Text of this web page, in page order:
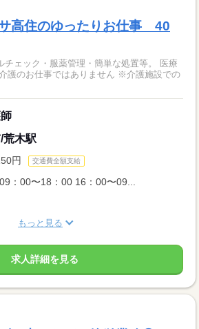
高住のゆったりお仕事 40
チェック・服薬管理・簡単な処置等。 医療
荒木駅
円 交通費全額支給
：00〜18：00 16：00〜09...
もっと見る
求人詳細を見る